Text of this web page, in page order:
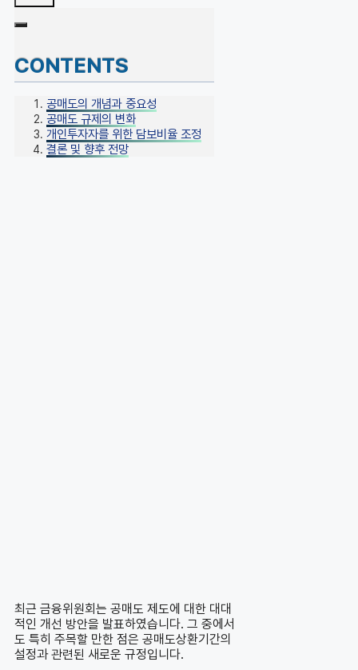
CONTENTS
공매도의 개념과 중요성
공매도 규제의 변화
개인투자자를 위한 담보비율 조정
결론 및 향후 전망
최근 금융위원회는 공매도 제도에 대한 대대
적인 개선 방안을 발표하였습니다. 그 중에서
도 특히 주목할 만한 점은 공매도상환기간의
설정과 관련된 새로운 규정입니다.